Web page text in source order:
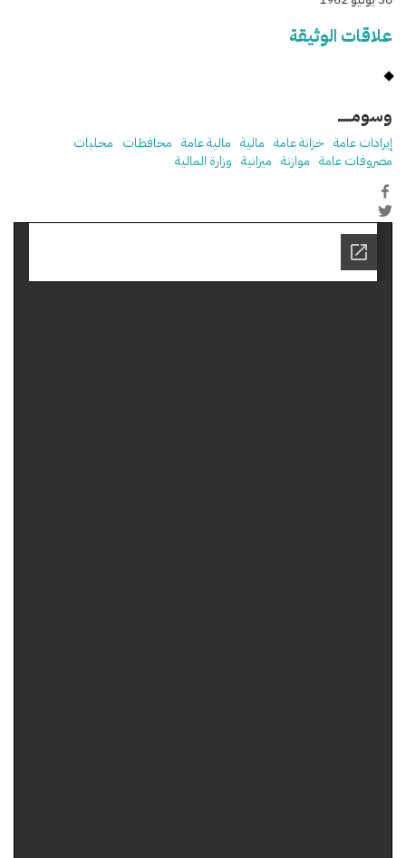
علاقات الوثيقة
وسومـــــ
إيرادات عامة خزانة عامة مالية مالية عامة محافظات محليات
مصروفات عامة موازنة ميزانية وزارة المالية